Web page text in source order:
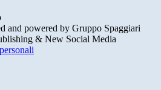
and powered by Gruppo Spaggiari
& New Social Media